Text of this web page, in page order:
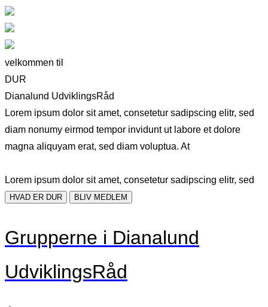
velkommen til
DUR
Dianalund UdviklingsRåd
Lorem ipsum dolor sit amet, consetetur sadipscing elitr, sed
diam nonumy eirmod tempor invidunt ut labore et dolore
magna aliquyam erat, sed diam voluptua. At
Lorem ipsum dolor sit amet, consetetur sadipscing elitr, sed
HVAD ER DUR BLIV MEDLEM
Grupperne i Dianalund
UdviklingsRåd